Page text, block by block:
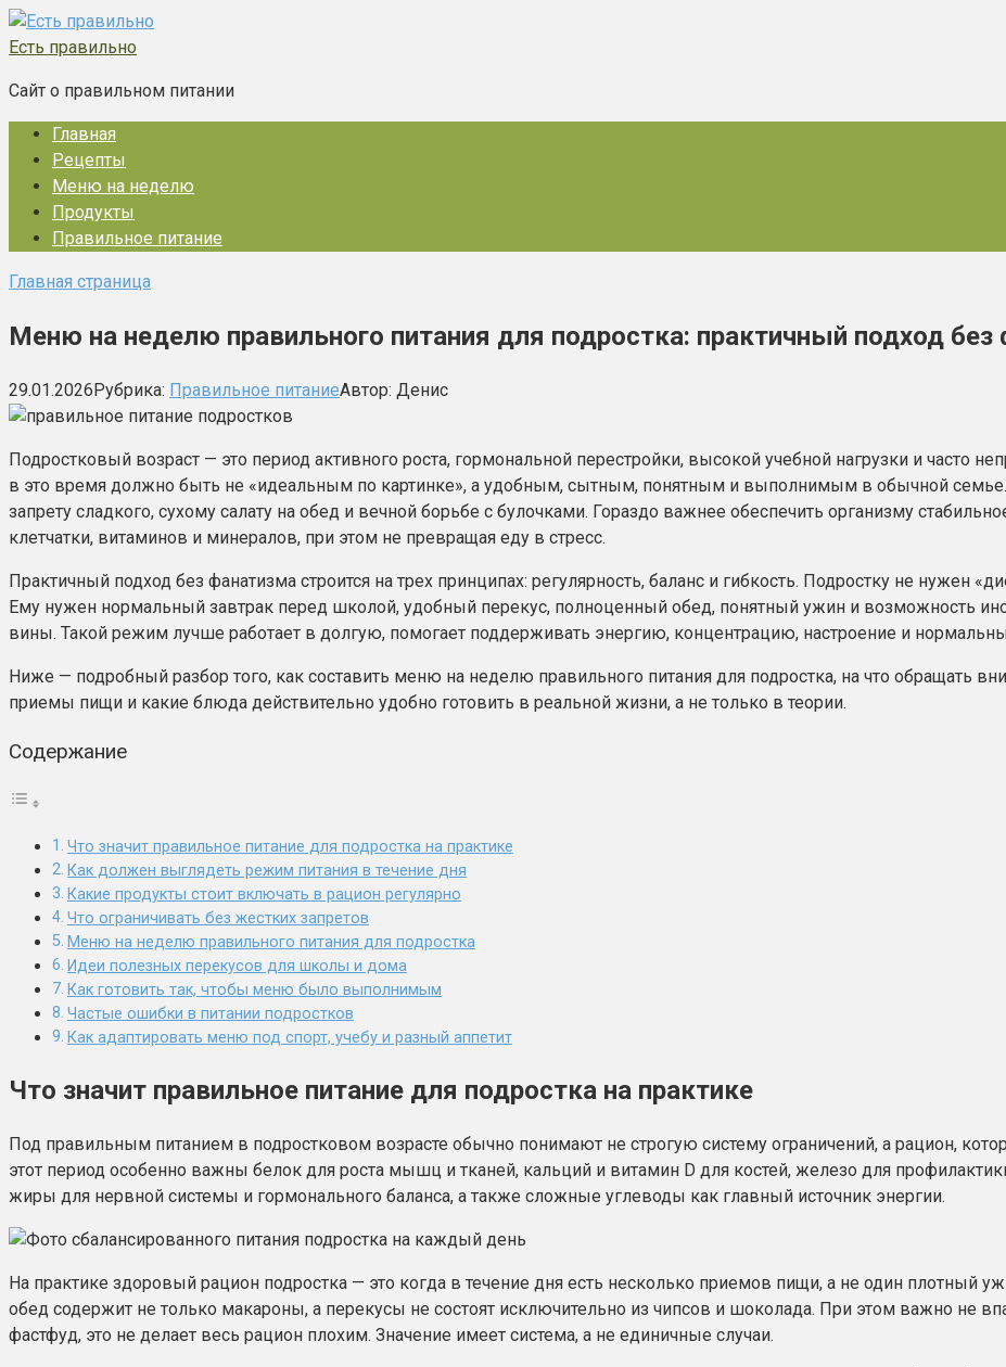
Перейти
к
Есть правильно
Сайт о правильном питании
Главная
Рецепты
Меню на неделю
Продукты
Правильное питание
Главная страница
Меню на неделю правильного питания для подростка: практичный подход без
29.01.2026Рубрика: Правильное питаниеАвтор: Денис
Подростковый возраст — это период активного роста, гормональной перестройки, высокой учебной нагрузки и часто
в это время должно быть не «идеальным по картинке», а удобным, сытным, понятным и выполнимым в обычной семье.
запрету сладкого, сухому салату на обед и вечной борьбе с булочками. Гораздо важнее обеспечить организму
клетчатки, витаминов и минералов, при этом не превращая еду в стресс.
Практичный подход без фанатизма строится на трех принципах: регулярность, баланс и гибкость. Подростку не нужен
Ему нужен нормальный завтрак перед школой, удобный перекус, полноценный обед, понятный ужин и возможность
вины. Такой режим лучше работает в долгую, помогает поддерживать энергию, концентрацию, настроение и
Ниже — подробный разбор того, как составить меню на неделю правильного питания для подростка, на что обращать
приемы пищи и какие блюда действительно удобно готовить в реальной жизни, а не только в теории.
Содержание
Что значит правильное питание для подростка на практике
Как должен выглядеть режим питания в течение дня
Какие продукты стоит включать в рацион регулярно
Что ограничивать без жестких запретов
Меню на неделю правильного питания для подростка
Идеи полезных перекусов для школы и дома
Как готовить так, чтобы меню было выполнимым
Частые ошибки в питании подростков
Как адаптировать меню под спорт, учебу и разный аппетит
Что значит правильное питание для подростка на практике
Под правильным питанием в подростковом возрасте обычно понимают не строгую систему ограничений, а рацион,
этот период особенно важны белок для роста мышц и тканей, кальций и витамин D для костей, железо для
жиры для нервной системы и гормонального баланса, а также сложные углеводы как главный источник энергии.
На практике здоровый рацион подростка — это когда в течение дня есть несколько приемов пищи, а не один плотный
обед содержит не только макароны, а перекусы не состоят исключительно из чипсов и шоколада. При этом важно не
фастфуд, это не делает весь рацион плохим. Значение имеет система, а не единичные случаи.